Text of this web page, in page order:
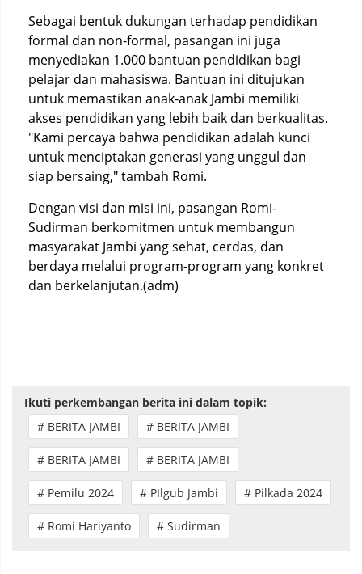
Sebagai bentuk dukungan terhadap pendidikan
formal dan non-formal, pasangan ini juga
menyediakan 1.000 bantuan pendidikan bagi
pelajar dan mahasiswa. Bantuan ini ditujukan
untuk memastikan anak-anak Jambi memiliki
akses pendidikan yang lebih baik dan berkualitas.
"Kami percaya bahwa pendidikan adalah kunci
untuk menciptakan generasi yang unggul dan
siap bersaing," tambah Romi.
Dengan visi dan misi ini, pasangan Romi-
Sudirman berkomitmen untuk membangun
masyarakat Jambi yang sehat, cerdas, dan
berdaya melalui program-program yang konkret
dan berkelanjutan.(adm)
Ikuti perkembangan berita ini dalam topik:
# BERITA JAMBI
# BERITA JAMBI
# BERITA JAMBI # BERITA JAMBI
# Pemilu 2024 # PIlgub Jambi # Pilkada 2024
# Romi Hariyanto # Sudirman